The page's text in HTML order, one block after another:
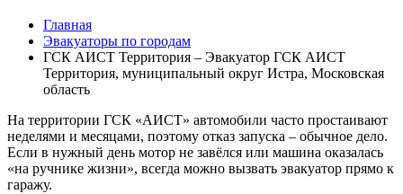
Главная
Эвакуаторы по городам
ГСК АИСТ Территория – Эвакуатор ГСК АИСТ
Территория, муниципальный округ Истра, Московская
область
На территории ГСК «АИСТ» автомобили часто простаивают
неделями и месяцами, поэтому отказ запуска – обычное дело.
Если в нужный день мотор не завёлся или машина оказалась
«на ручнике жизни», всегда можно вызвать эвакуатор прямо к
гаражу.